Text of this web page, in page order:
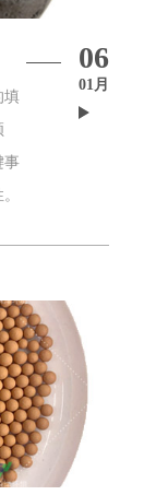
填
事
06
01月